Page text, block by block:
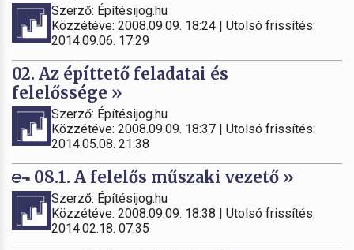
Szerző: Építésijog.hu
Közzétéve: 2008.09.09. 18:24 | Utolsó frissítés:
2014.09.06. 17:29
02. Az építtető feladatai és
felelőssége »
Szerző: Építésijog.hu
Közzétéve: 2008.09.09. 18:37 | Utolsó frissítés:
2014.05.08. 21:38
08.1. A felelős műszaki vezető »
Szerző: Építésijog.hu
Közzétéve: 2008.09.09. 18:38 | Utolsó frissítés:
2014.02.18. 07:35